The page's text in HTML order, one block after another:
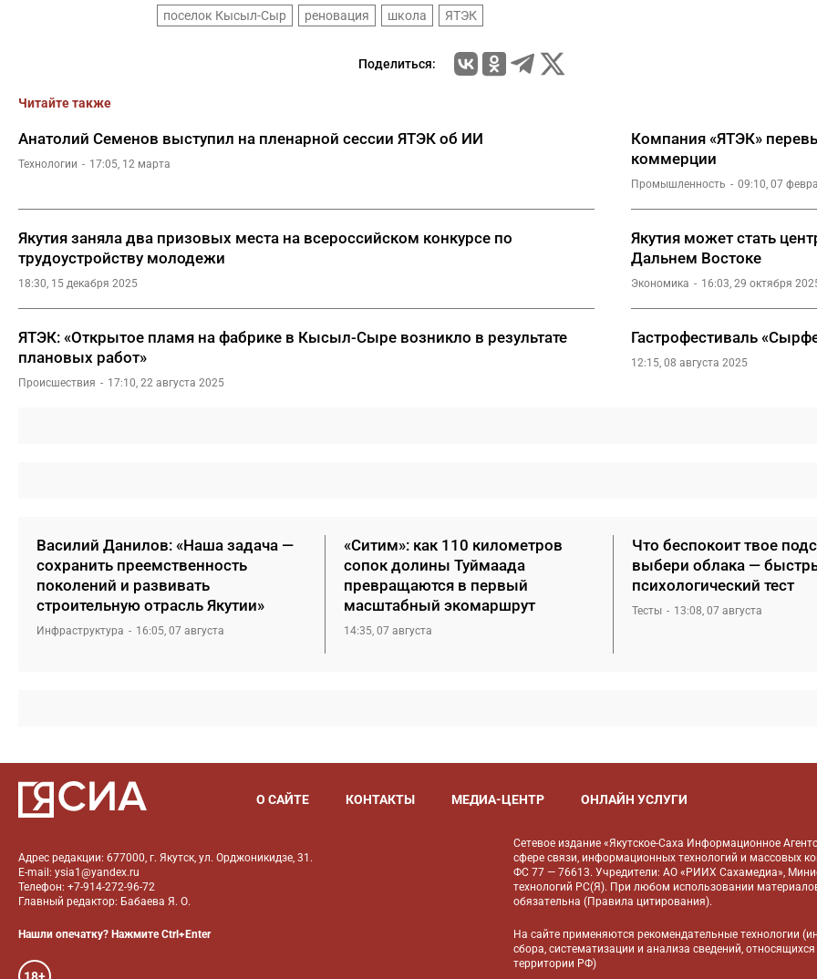
поселок Кысыл-Сыр реновация школа ЯТЭК
Поделиться:
Читайте также
Анатолий Семенов выступил на пленарной сессии ЯТЭК об ИИ
Технологии 17:05, 12 марта
Компания «ЯТЭК»
коммерции
Промышленность 09:10, 07
Якутия заняла два призовых места на всероссийском конкурсе по
трудоустройству молодежи
18:30, 15 декабря 2025
Якутия может стать
Дальнем Востоке
Экономика 16:03, 29 октября
ЯТЭК: «Открытое пламя на фабрике в Кысыл-Сыре возникло в результате
плановых работ»
Происшествия 17:10, 22 августа 2025
Гастрофестиваль
12:15, 08 августа 2025
Василий Данилов: «Наша задача —
сохранить преемственность
поколений и развивать
строительную отрасль Якутии»
Инфраструктура 16:05, 07 августа
«Ситим»: как 110 километров
сопок долины Туймаада
превращаются в первый
масштабный экомаршрут
14:35, 07 августа
Что беспокоит твое
выбери облака —
психологический тест
Тесты 13:08, 07 августа
О САЙТЕ КОНТАКТЫ МЕДИА-ЦЕНТР ОНЛАЙН УСЛУГИ
Адрес редакции: 677000, г. Якутск, ул. Орджоникидзе, 31.
E-mail: ysia1@yandex.ru
Телефон: +7-914-272-96-72
Главный редактор: Бабаева Я. О.
Нашли опечатку? Нажмите Ctrl+Enter
18+
Сетевое издание «Якутское-Саха Информационное
сфере связи, информационных технологий и массовых
ФС 77 — 76613. Учредители: АО «РИИХ Сахамедиа»,
технологий РС(Я). При любом использовании
обязательна (Правила цитирования).
На сайте применяютсярекомендательные технологии
сбора, систематизации и анализа сведений,
территории РФ)